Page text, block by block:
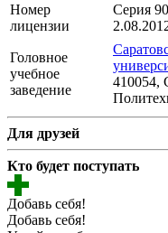
Номер
лицензии
Серия
Головное
учебное
заведение
410054,
Для друзей
Кто будет поступать
Добавь себя!
Добавь себя!